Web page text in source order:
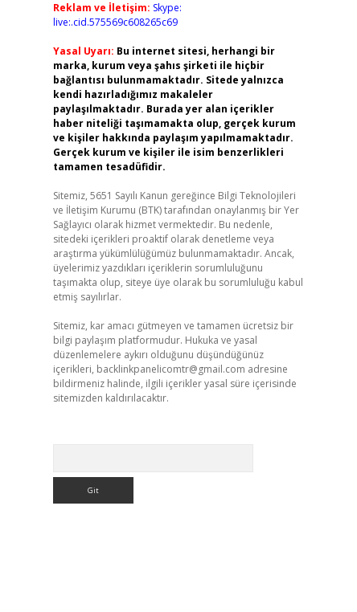
Reklam ve İletişim: Skype:
live:.cid.575569c608265c69
Yasal Uyarı: Bu internet sitesi, herhangi bir
marka, kurum veya şahıs şirketi ile hiçbir
bağlantısı bulunmamaktadır. Sitede yalnızca
kendi hazırladığımız makaleler
paylaşılmaktadır. Burada yer alan içerikler
haber niteliği taşımamakta olup, gerçek kurum
ve kişiler hakkında paylaşım yapılmamaktadır.
Gerçek kurum ve kişiler ile isim benzerlikleri
tamamen tesadüfidir.
Sitemiz, 5651 Sayılı Kanun gereğince Bilgi Teknolojileri
ve İletişim Kurumu (BTK) tarafından onaylanmış bir Yer
Sağlayıcı olarak hizmet vermektedir. Bu nedenle,
sitedeki içerikleri proaktif olarak denetleme veya
araştırma yükümlülüğümüz bulunmamaktadır. Ancak,
üyelerimiz yazdıkları içeriklerin sorumluluğunu
taşımakta olup, siteye üye olarak bu sorumluluğu kabul
etmiş sayılırlar.
Sitemiz, kar amacı gütmeyen ve tamamen ücretsiz bir
bilgi paylaşım platformudur. Hukuka ve yasal
düzenlemelere aykırı olduğunu düşündüğünüz
içerikleri, backlinkpanelicomtr@gmail.com adresine
bildirmeniz halinde, ilgili içerikler yasal süre içerisinde
sitemizden kaldırılacaktır.